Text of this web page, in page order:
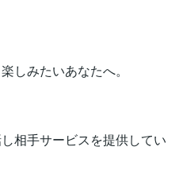
しみたいあなたへ。
相手サービスを提供してい